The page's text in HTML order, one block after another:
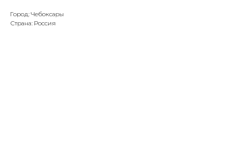
Город: Чебоксары
Страна: Россия